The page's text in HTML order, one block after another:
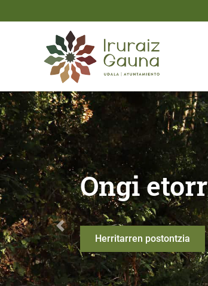
Ongi etorri Iruraiz -
Ongi
Herritarren postontzia
Anterior